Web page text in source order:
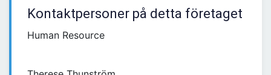
Kontaktpersoner på detta företaget
Human Resource